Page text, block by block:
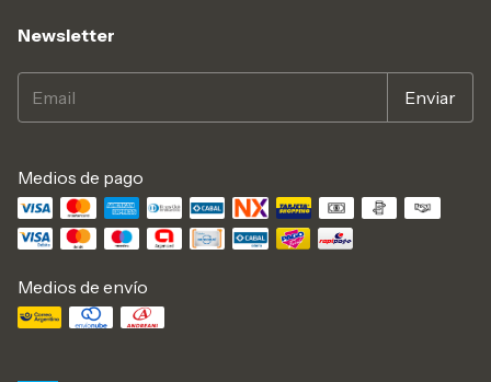
Newsletter
Medios de pago
Medios de envío